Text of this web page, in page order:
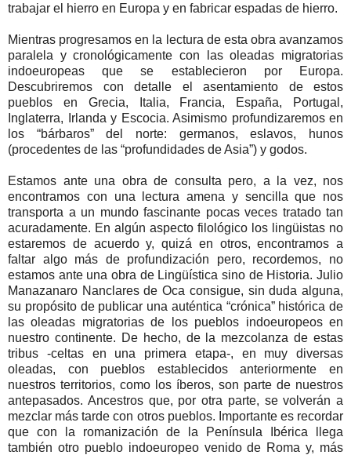
trabajar el hierro en Europa y en fabricar espadas de hierro.
Mientras progresamos en la lectura de esta obra avanzamos
paralela y cronológicamente con las oleadas migratorias
indoeuropeas que se establecieron por Europa.
Descubriremos con detalle el asentamiento de estos
pueblos en Grecia, Italia, Francia, España, Portugal,
Inglaterra, Irlanda y Escocia. Asimismo profundizaremos en
los “bárbaros” del norte: germanos, eslavos, hunos
(procedentes de las “profundidades de Asia”) y godos.
Estamos ante una obra de consulta pero, a la vez, nos
encontramos con una lectura amena y sencilla que nos
transporta a un mundo fascinante pocas veces tratado tan
acuradamente. En algún aspecto filológico los lingüistas no
estaremos de acuerdo y, quizá en otros, encontramos a
faltar algo más de profundización pero, recordemos, no
estamos ante una obra de Lingüística sino de Historia. Julio
Manazanaro Nanclares de Oca consigue, sin duda alguna,
su propósito de publicar una auténtica “crónica” histórica de
las oleadas migratorias de los pueblos indoeuropeos en
nuestro continente. De hecho, de la mezcolanza de estas
tribus -celtas en una primera etapa-, en muy diversas
oleadas, con pueblos establecidos anteriormente en
nuestros territorios, como los íberos, son parte de nuestros
antepasados. Ancestros que, por otra parte, se volverán a
mezclar más tarde con otros pueblos. Importante es recordar
que con la romanización de la Península Ibérica llega
también otro pueblo indoeuropeo venido de Roma y, más